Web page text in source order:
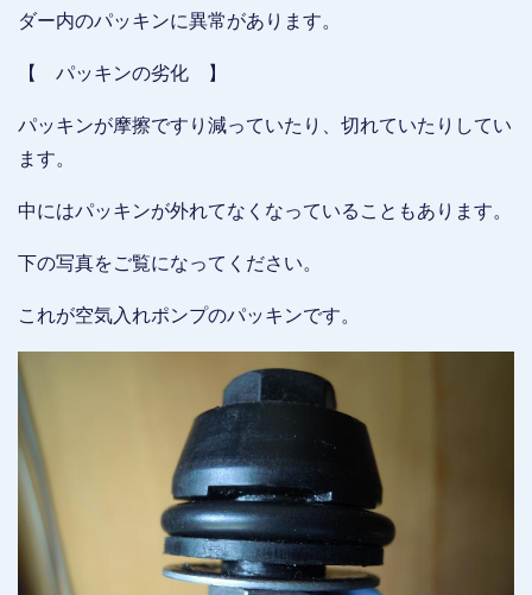
ダー内のパッキンに異常があります。
【 パッキンの劣化 】
パッキンが摩擦ですり減っていたり、切れていたりしてい
ます。
中にはパッキンが外れてなくなっていることもあります。
下の写真をご覧になってください。
これが空気入れポンプのパッキンです。